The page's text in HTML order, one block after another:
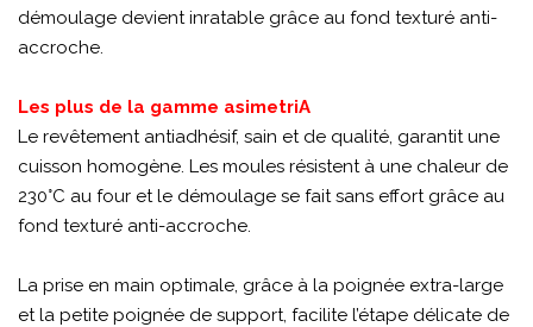
démoulage devient inratable grâce au fond texturé anti-
accroche.
Les plus de la gamme asimetriA
Le revêtement antiadhésif, sain et de qualité, garantit une
cuisson homogène. Les moules résistent à une chaleur de
230°C au four et le démoulage se fait sans effort grâce au
fond texturé anti-accroche.
La prise en main optimale, grâce à la poignée extra-large
et la petite poignée de support, facilite l’étape délicate de